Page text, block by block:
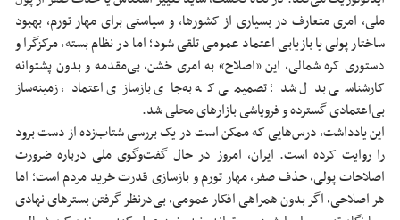
ملی، امری متعارف در بسیاری از کشورها، و سیاستی برای مهار تورم، بهبود
ساختار پولی یا بازیابی اعتماد عمومی تلقی شود؛ اما در نظام بسته، مرکزگرا و
دستوری کره شمالی، این «اصلاح» به امری خشن، بی‌مقدمه و بدون پشتوانه
کارشناسی بدل شد؛ تصمیمی که به‌جای بازسازی اعتماد، زمینه‌ساز
بی‌اعتمادی گسترده و فروپاشی بازارهای محلی شد.
این یادداشت، درس‌هایی که ممکن است در یک بررسی شتاب‌زده از دست برود
را روایت کرده است. ایران، امروز در حال گفت‌وگوی ملی درباره ضرورت
اصلاحات پولی، حذف صفر، مهار تورم و بازسازی قدرت خرید مردم است؛ اما
هر اصلاحی، اگر بدون همراهی افکار عمومی، بی‌درنظر گرفتن بسترهای نهادی